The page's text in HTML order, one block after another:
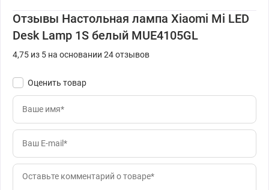
Отзывы Настольная лампа Xiaomi Mi LED
Desk Lamp 1S белый MUE4105GL
4,75 из 5 на основании 24 отзывов
Оценить товар